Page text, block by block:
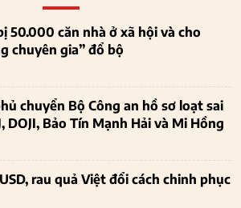
50.000 căn nhà ở xã hội và cho
chuyên gia” đổ bộ
chuyển Bộ Công an hồ sơ loạt sai
DOJI, Bảo Tín Mạnh Hải và Mi Hồng
rau quả Việt đổi cách chinh phục